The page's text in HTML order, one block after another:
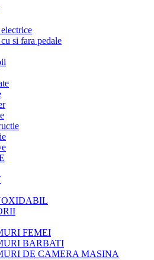
si fara pedale
FEMEI
BARBATI
DE CAMERA MASINA